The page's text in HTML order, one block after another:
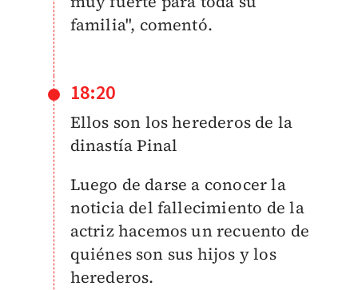
familia", comentó.
18:20
Ellos son los herederos de la
dinastía Pinal
Luego de darse a conocer la
noticia del fallecimiento de la
actriz hacemos un recuento de
quiénes son sus hijos y los
herederos.